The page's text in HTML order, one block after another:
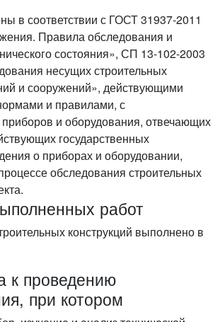
в соответствии с ГОСТ 31937-2011
Правила обследования и
состояния», СП 13-102-2003
несущих строительных
и сооружений», действующими
и правилами, с
и оборудования, отвечающих
государственных
о приборах и оборудовании,
обследования строительных
работ
конструкций выполнено в
к проведению
при котором